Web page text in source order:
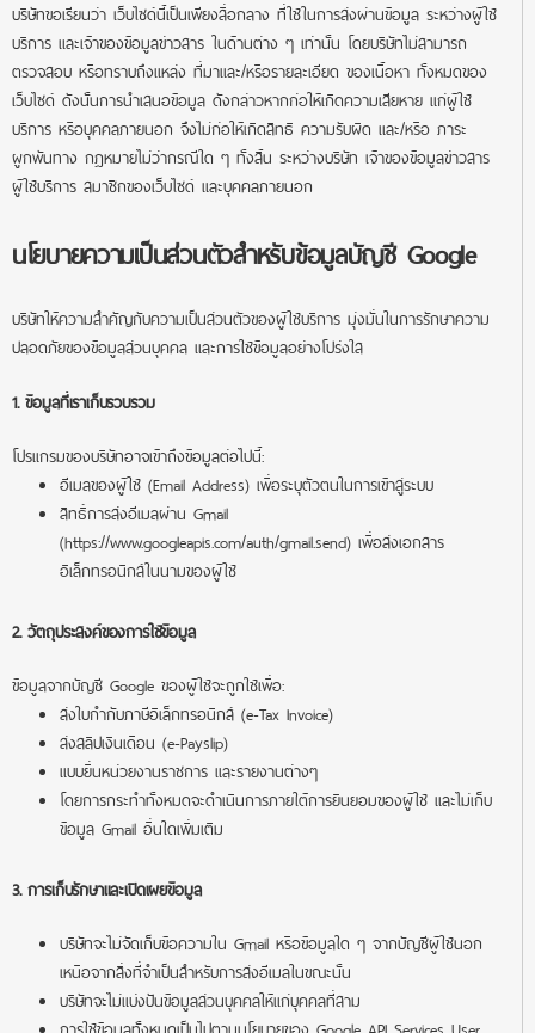
บริษัทขอเรียนว่า เว็บไซด์นี้เป็นเพียงสื่อกลาง ที่ใช้ในการส่งผ่านข้อมูล ระหว่างผู้ใช้
บริการ และเจ้าของข้อมูลข่าวสาร ในด้านต่าง ๆ เท่านั้น โดยบริษัทไม่สามารถ
ตรวจสอบ หรือทราบถึงแหล่ง ที่มาและ/หรือรายละเอียด ของเนื้อหา ทั้งหมดของ
เว็บไซด์ ดังนั้นการนำเสนอข้อมูล ดังกล่าวหากก่อให้เกิดความเสียหาย แก่ผู้ใช้
บริการ หรือบุคคลภายนอก จึงไม่ก่อให้เกิดสิทธิ ความรับผิด และ/หรือ ภาระ
ผูกพันทาง กฎหมายไม่ว่ากรณีใด ๆ ทั้งสิ้น ระหว่างบริษัท เจ้าของข้อมูลข่าวสาร
ผู้ใช้บริการ สมาชิกของเว็บไซด์ และบุคคลภายนอก
นโยบายความเป็นส่วนตัวสำหรับข้อมูลบัญชี Google
บริษัทให้ความสำคัญกับความเป็นส่วนตัวของผู้ใช้บริการ มุ่งมั่นในการรักษาความ
ปลอดภัยของข้อมูลส่วนบุคคล และการใช้ข้อมูลอย่างโปร่งใส
1. ข้อมูลที่เราเก็บรวบรวม
โปรแกรมของบริษัทอาจเข้าถึงข้อมูลต่อไปนี้:
อีเมลของผู้ใช้ (Email Address) เพื่อระบุตัวตนในการเข้าสู่ระบบ
สิทธิ์การส่งอีเมลผ่าน Gmail
(https://www.googleapis.com/auth/gmail.send) เพื่อส่งเอกสาร
อิเล็กทรอนิกส์ในนามของผู้ใช้
2. วัตถุประสงค์ของการใช้ข้อมูล
ข้อมูลจากบัญชี Google ของผู้ใช้จะถูกใช้เพื่อ:
ส่งใบกำกับภาษีอิเล็กทรอนิกส์ (e-Tax Invoice)
ส่งสลิปเงินเดือน (e-Payslip)
แบบยื่นหน่วยงานราชการ และรายงานต่างๆ
โดยการกระทำทั้งหมดจะดำเนินการภายใต้การยินยอมของผู้ใช้ และไม่เก็บ
ข้อมูล Gmail อื่นใดเพิ่มเติม
3. การเก็บรักษาและเปิดเผยข้อมูล
บริษัทจะไม่จัดเก็บข้อความใน Gmail หรือข้อมูลใด ๆ จากบัญชีผู้ใช้นอก
เหนือจากสิ่งที่จำเป็นสำหรับการส่งอีเมลในขณะนั้น
บริษัทจะไม่แบ่งปันข้อมูลส่วนบุคคลให้แก่บุคคลที่สาม